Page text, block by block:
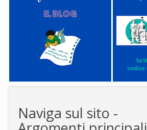
Naviga sul sito -